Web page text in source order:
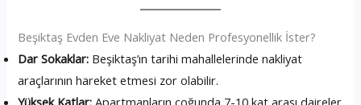
Beşiktaş Evden Eve Nakliyat Neden Profesyonellik İster?
Dar Sokaklar: Beşiktaş’ın tarihi mahallelerinde nakliyat
araçlarının hareket etmesi zor olabilir.
Yüksek Katlar: Apartmanların çoğunda 7-10 kat arası daireler